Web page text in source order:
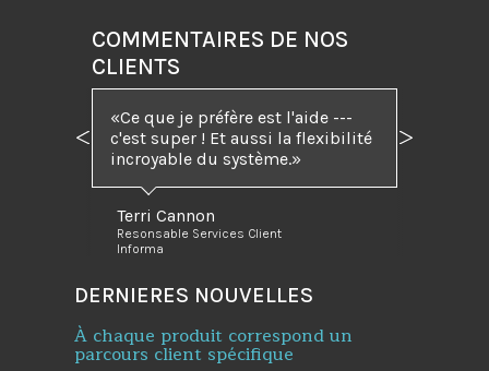
COMMENTAIRES DE NOS
CLIENTS
Ce que je préfère est l'aide ---
c'est super ! Et aussi la flexibilité
incroyable du système.
Terri Cannon
Resonsable Services Client
Informa
Précédent Suivant
DERNIERES NOUVELLES
À chaque produit correspond un
parcours client spécifique